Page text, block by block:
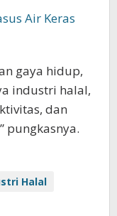
Air Keras
gaya hidup,
industri halal,
dan
pungkasnya.
Halal